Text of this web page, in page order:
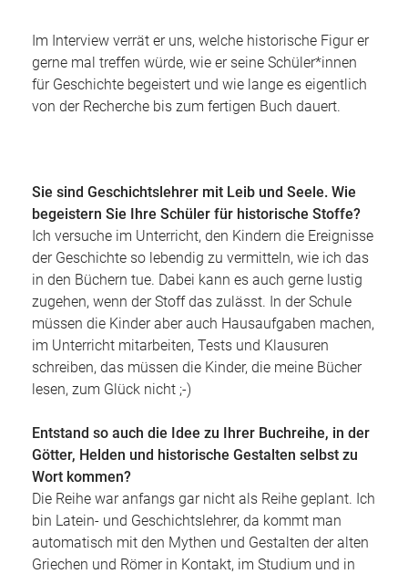
Im Interview verrät er uns, welche historische Figur er
gerne mal treffen würde, wie er seine Schüler*innen
für Geschichte begeistert und wie lange es eigentlich
von der Recherche bis zum fertigen Buch dauert.
Sie sind Geschichtslehrer mit Leib und Seele. Wie
begeistern Sie Ihre Schüler für historische Stoffe?
Ich versuche im Unterricht, den Kindern die Ereignisse
der Geschichte so lebendig zu vermitteln, wie ich das
in den Büchern tue. Dabei kann es auch gerne lustig
zugehen, wenn der Stoff das zulässt. In der Schule
müssen die Kinder aber auch Hausaufgaben machen,
im Unterricht mitarbeiten, Tests und Klausuren
schreiben, das müssen die Kinder, die meine Bücher
lesen, zum Glück nicht ;-)
Entstand so auch die Idee zu Ihrer Buchreihe, in der
Götter, Helden und historische Gestalten selbst zu
Wort kommen?
Die Reihe war anfangs gar nicht als Reihe geplant. Ich
bin Latein- und Geschichtslehrer, da kommt man
automatisch mit den Mythen und Gestalten der alten
Griechen und Römer in Kontakt, im Studium und in